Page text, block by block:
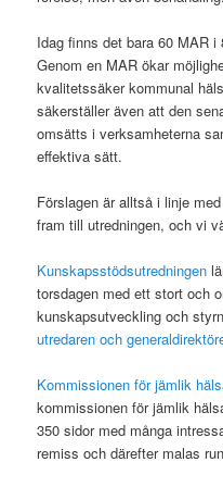
Idag finns det bara 60 MAR
Genom en MAR ökar
kvalitetssäker kommunal
säkerställer även att den
omsätts i verksamheterna
effektiva sätt.
Förslagen är alltså i linje
fram till utredningen, och vi
Kunskapsstödsutredningen
torsdagen med ett stort och
kunskapsutveckling och
utredaren och
Kommissionen för jämlik
kommissionen för jämlik
350 sidor med många
remiss och därefter malas